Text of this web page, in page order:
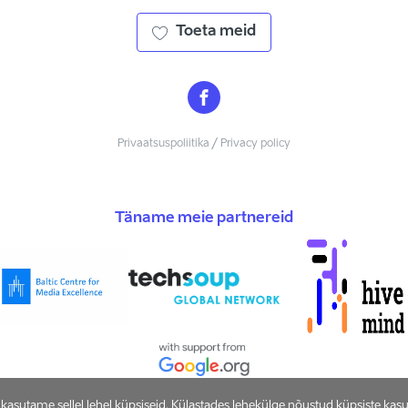
Toeta meid
Privaatsuspoliitika / Privacy policy
Täname meie partnereid